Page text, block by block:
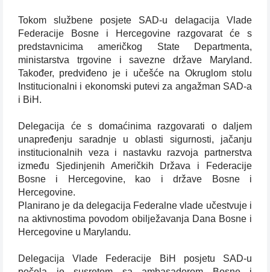
Tokom službene posjete SAD-u delagacija Vlade
Federacije Bosne i Hercegovine razgovarat će s
predstavnicima američkog State Departmenta,
ministarstva trgovine i savezne države Maryland.
Također, predviđeno je i učešće na Okruglom stolu
Institucionalni i ekonomski putevi za angažman SAD-a
i BiH.
Delegacija će s domaćinima razgovarati o daljem
unapređenju saradnje u oblasti sigurnosti, jačanju
institucionalnih veza i nastavku razvoja partnerstva
između Sjedinjenih Američkih Država i Federacije
Bosne i Hercegovine, kao i države Bosne i
Hercegovine.
Planirano je da delegacija Federalne vlade učestvuje i
na aktivnostima povodom obilježavanja Dana Bosne i
Hercegovine u Marylandu.
Delegacija Vlade Federacije BiH posjetu SAD-u